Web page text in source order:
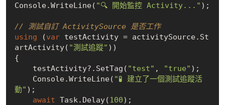
Console.WriteLine( "🔍 開始監控 Activity..." );
// 測試自訂 ActivitySource 是否工作
using (var testActivity = activitySource.St
artActivity( "測試追蹤" ))
{
    testActivity?.SetTag(
"test" , "true" );
    Console.WriteLine(
"🧪 建立了一個測試追蹤活
動" );
await Task.Delay(100);